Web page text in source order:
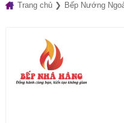
Trang chủ Bếp Nướng